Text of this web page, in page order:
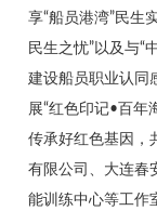
享“船员港湾”民生
民生之忧”以及与“
建设船员职业认同
展“红色印记•百年
传承好红色基因，
有限公司、大连春
能训练中心等工作